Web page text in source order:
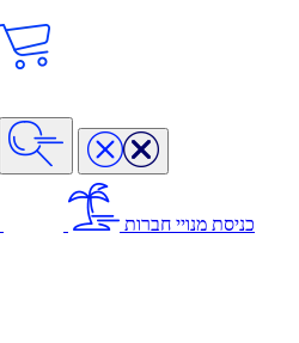
כניסת מנויי חברות